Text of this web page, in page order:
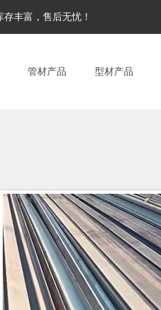
丰富，售后无忧！
管材产品 型材产品